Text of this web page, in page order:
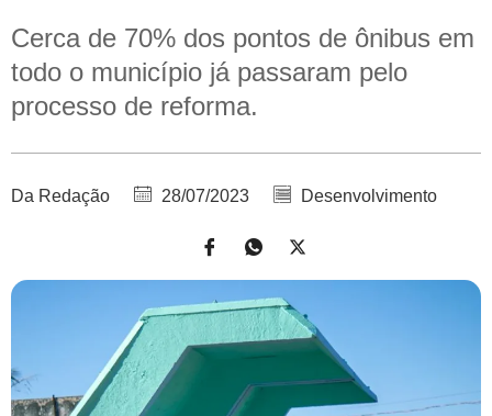
Cerca de 70% dos pontos de ônibus em
todo o município já passaram pelo
processo de reforma.
Da Redação 28/07/2023 Desenvolvimento